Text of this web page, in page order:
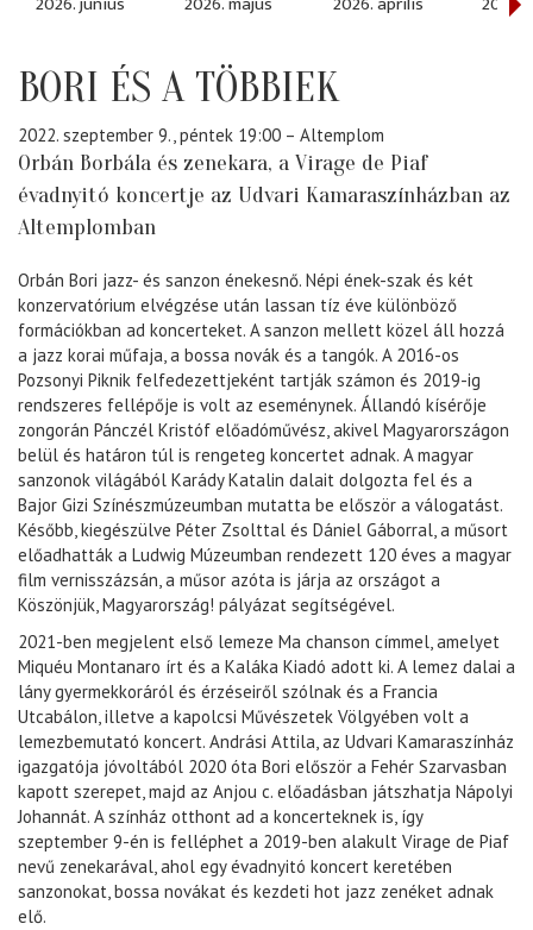
BORI ÉS A TÖBBIEK
2022. szeptember 9., péntek 19:00 – Altemplom
Orbán Borbála és zenekara, a Virage de Piaf
évadnyitó koncertje az Udvari Kamaraszínházban az
Altemplomban
Orbán Bori jazz- és sanzon énekesnő. Népi ének-szak és két
konzervatórium elvégzése után lassan tíz éve különböző
formációkban ad koncerteket. A sanzon mellett közel áll hozzá
a jazz korai műfaja, a bossa novák és a tangók. A 2016-os
Pozsonyi Piknik felfedezettjeként tartják számon és 2019-ig
rendszeres fellépője is volt az eseménynek. Állandó kísérője
zongorán Pánczél Kristóf előadóművész, akivel Magyarországon
belül és határon túl is rengeteg koncertet adnak. A magyar
sanzonok világából Karády Katalin dalait dolgozta fel és a
Bajor Gizi Színészmúzeumban mutatta be először a válogatást.
Később, kiegészülve Péter Zsolttal és Dániel Gáborral, a műsort
előadhatták a Ludwig Múzeumban rendezett 120 éves a magyar
film vernisszázsán, a műsor azóta is járja az országot a
Köszönjük, Magyarország! pályázat segítségével.
2021-ben megjelent első lemeze Ma chanson címmel, amelyet
Miquéu Montanaro írt és a Kaláka Kiadó adott ki. A lemez dalai a
lány gyermekkoráról és érzéseiről szólnak és a Francia
Utcabálon, illetve a kapolcsi Művészetek Völgyében volt a
lemezbemutató koncert. Andrási Attila, az Udvari Kamaraszínház
igazgatója jóvoltából 2020 óta Bori először a Fehér Szarvasban
kapott szerepet, majd az Anjou c. előadásban játszhatja Nápolyi
Johannát. A színház otthont ad a koncerteknek is, így
szeptember 9-én is felléphet a 2019-ben alakult Virage de Piaf
nevű zenekarával, ahol egy évadnyitó koncert keretében
sanzonokat, bossa novákat és kezdeti hot jazz zenéket adnak
elő.